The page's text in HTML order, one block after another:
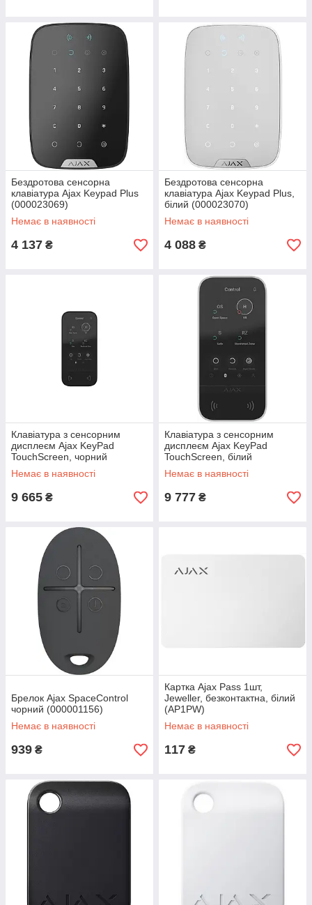
Бездротова сенсорна
клавіатура Ajax Keypad Plus
(000023069)
Немає в наявності
4 137 ₴
Бездротова сенсорна
клавіатура Ajax Keypad Plus,
білий (000023070)
Немає в наявності
4 088 ₴
Клавіатура з сенсорним
дисплеєм Ajax KeyPad
TouchScreen, чорний
(000034513)
Немає в наявності
9 665 ₴
Клавіатура з сенсорним
дисплеєм Ajax KeyPad
TouchScreen, білий
(000034514)
Немає в наявності
9 777 ₴
Брелок Ajax SpaceControl
чорний (000001156)
Немає в наявності
939 ₴
Картка Ajax Pass 1шт,
Jeweller, безконтактна, білий
(AP1PW)
Немає в наявності
117 ₴